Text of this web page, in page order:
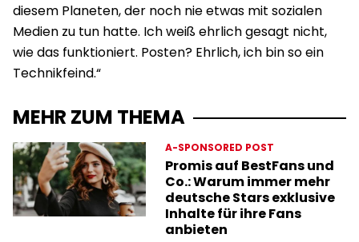
diesem Planeten, der noch nie etwas mit sozialen
Medien zu tun hatte. Ich weiß ehrlich gesagt nicht,
wie das funktioniert. Posten? Ehrlich, ich bin so ein
Technikfeind.“
MEHR ZUM THEMA
A-SPONSORED POST
Promis auf BestFans und
Co.: Warum immer mehr
deutsche Stars exklusive
Inhalte für ihre Fans
anbieten